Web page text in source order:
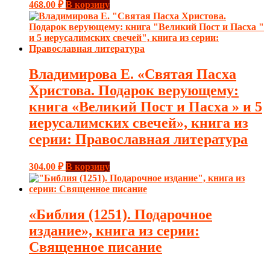
468.00 ₽ В корзину
Владимирова Е. «Святая Пасха
Христова. Подарок верующему:
книга «Великий Пост и Пасха » и 5
иерусалимских свечей», книга из
серии: Православная литература
304.00 ₽ В корзину
«Библия (1251). Подарочное
издание», книга из серии:
Священное писание